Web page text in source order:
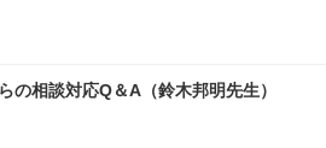
の相談対応Q＆A（鈴木邦明先生）